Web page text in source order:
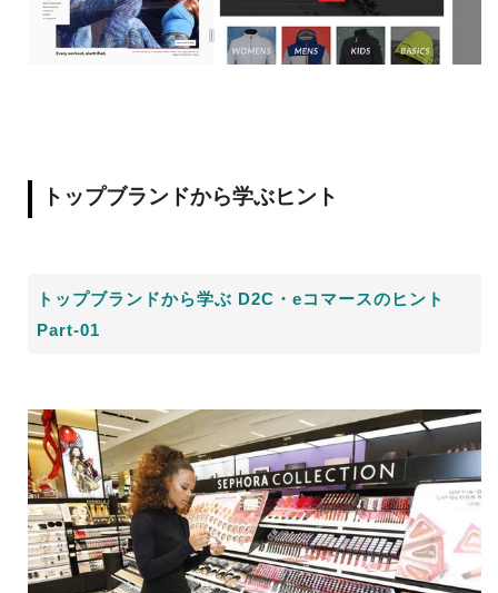
トップブランドから学ぶヒント
トップブランドから学ぶ D2C・eコマースのヒント
Part-01